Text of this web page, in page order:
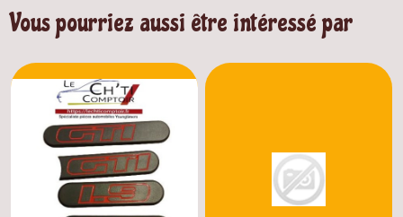
Vous pourriez aussi être intéressé par